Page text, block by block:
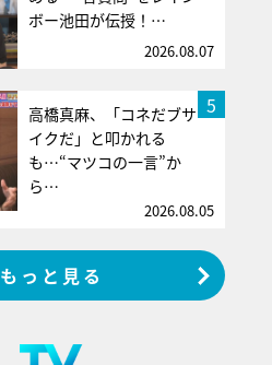
ボー池田が伝授！…
2026.08.07
5
高橋真麻、「コネだブサ
イクだ」と叩かれる
も…“マツコの一言”か
ら…
2026.08.05
もっと見る